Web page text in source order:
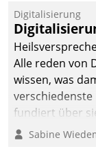
Jahresbeginn
Überblick,
Eingriff
Zur
man auf
bewährte und
agile
Digitalisierung
Alle reden von
wissen, was
fundiert über
klären. Ein
Sabine